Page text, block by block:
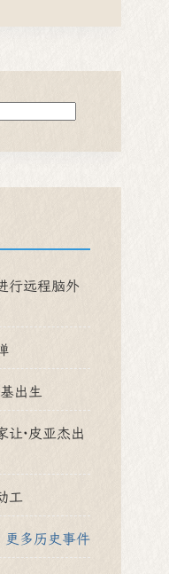
行远程脑外
出生
让·皮亚杰出
工
更多历史事件